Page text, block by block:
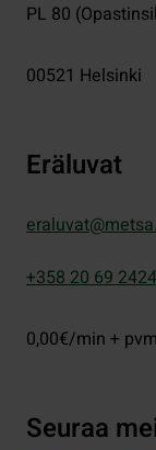
PL 80
00521 Helsinki
Eräluvat
+358 20 69 2424
0,00€/min +
Seuraa